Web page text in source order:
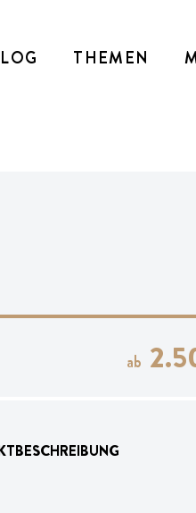
THEMEN
ab